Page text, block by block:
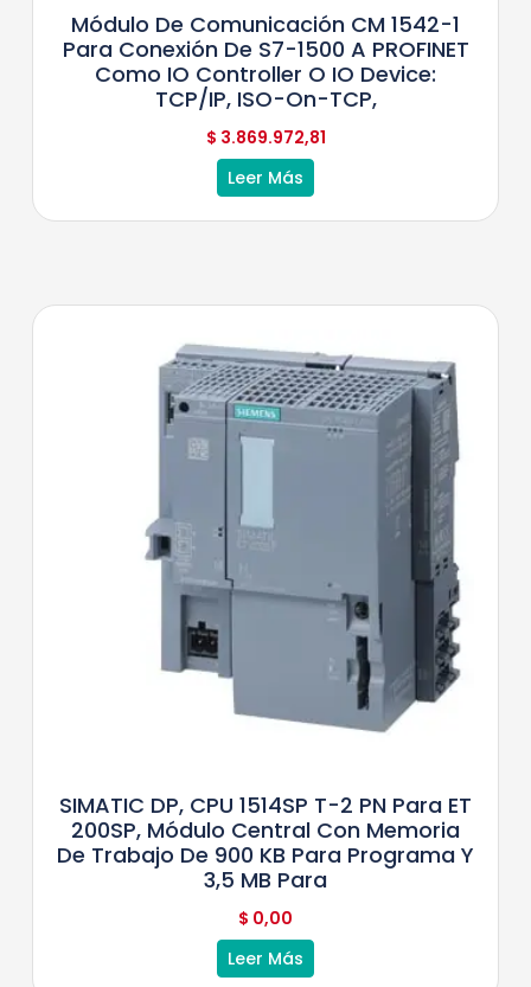
Módulo De Comunicación CM 1542-1
Para Conexión De S7-1500 A PROFINET
Como IO Controller O IO Device:
TCP/IP, ISO-On-TCP,
$ 3.869.972,81
Leer Más
SIMATIC DP, CPU 1514SP T-2 PN Para ET
200SP, Módulo Central Con Memoria
De Trabajo De 900 KB Para Programa Y
3,5 MB Para
$ 0,00
Leer Más